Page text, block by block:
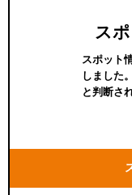
ス
スポット
しました
と判断さ